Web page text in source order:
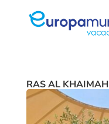
RAS AL KHAIMAH